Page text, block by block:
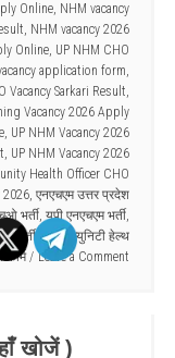
Online, NHM vacancy
, NHM vacancy 2026
Online, UP NHM CHO
application form,
Vacancy Sarkari Result,
Vacancy 2026 Apply
, UP NHM Vacancy 2026
, UP NHM Vacancy 2026
Health Officer CHO
2026, एनएचएम उत्तर प्रदेश
भर्ती, यूपी एनएचएम भर्ती,
भर्ती,यूपी कम्युनिटी हेल्थ
Leave a Comment
खोजें )